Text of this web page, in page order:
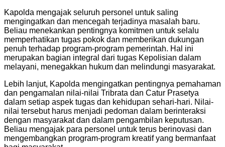
Kapolda mengajak seluruh personel untuk saling
mengingatkan dan mencegah terjadinya masalah baru.
Beliau menekankan pentingnya komitmen untuk selalu
memperhatikan tugas pokok dan memberikan dukungan
penuh terhadap program-program pemerintah. Hal ini
merupakan bagian integral dari tugas Kepolisian dalam
melayani, menegakkan hukum dan melindungi masyarakat.
Lebih lanjut, Kapolda mengingatkan pentingnya pemahaman
dan pengamalan nilai-nilai Tribrata dan Catur Prasetya
dalam setiap aspek tugas dan kehidupan sehari-hari. Nilai-
nilai tersebut harus menjadi pedoman dalam berinteraksi
dengan masyarakat dan dalam pengambilan keputusan.
Beliau mengajak para personel untuk terus berinovasi dan
mengembangkan program-program kreatif yang bermanfaat